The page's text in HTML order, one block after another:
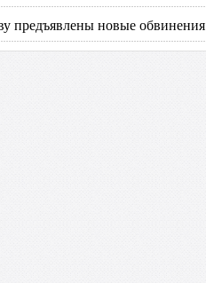
предъявлены новые обвинения